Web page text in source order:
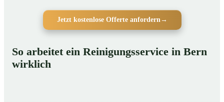
Jetzt kostenlose Offerte anfordern →
So arbeitet ein Reinigungsservice in Bern
wirklich